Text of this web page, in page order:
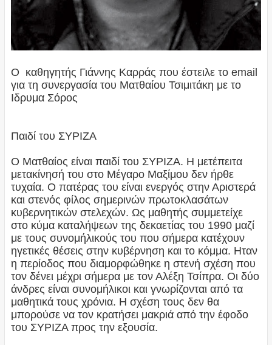
Ο καθηγητής Γιάννης Καρράς που έστειλε το email
για τη συνεργασία του Ματθαίου Τσιμιτάκη με το
Ιδρυμα Σόρος
Παιδί του ΣΥΡΙΖΑ
Ο Ματθαίος είναι παιδί του ΣΥΡΙΖΑ. Η μετέπειτα
μετακίνησή του στο Μέγαρο Μαξίμου δεν ήρθε
τυχαία. Ο πατέρας του είναι ενεργός στην Αριστερά
και στενός φίλος σημερινών πρωτοκλασάτων
κυβερνητικών στελεχών. Ως μαθητής συμμετείχε
στο κύμα καταλήψεων της δεκαετίας του 1990 μαζί
με τους συνομήλικούς του που σήμερα κατέχουν
ηγετικές θέσεις στην κυβέρνηση και το κόμμα. Ηταν
η περίοδος που διαμορφώθηκε η στενή σχέση που
τον δένει μέχρι σήμερα με τον Αλέξη Τσίπρα. Οι δύο
άνδρες είναι συνομήλικοι και γνωρίζονται από τα
μαθητικά τους χρόνια. Η σχέση τους δεν θα
μπορούσε να τον κρατήσει μακριά από την έφοδο
του ΣΥΡΙΖΑ προς την εξουσία.